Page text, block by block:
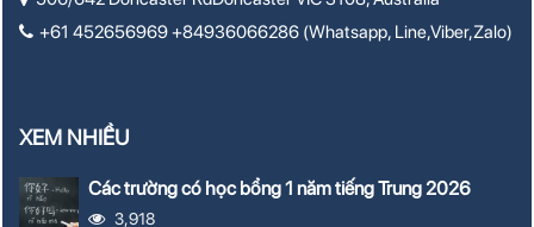
+61 452656969 +84936066286 (Whatsapp, Line,Viber,Zalo)
XEM NHIỀU
Các trường có học bổng 1 năm tiếng Trung 2026
3,918